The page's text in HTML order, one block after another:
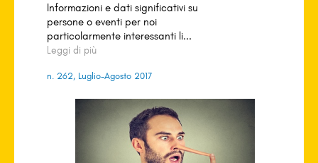
Informazioni e dati significativi su
persone o eventi per noi
particolarmente interessanti li...
Leggi di più
n. 262, Luglio-Agosto 2017